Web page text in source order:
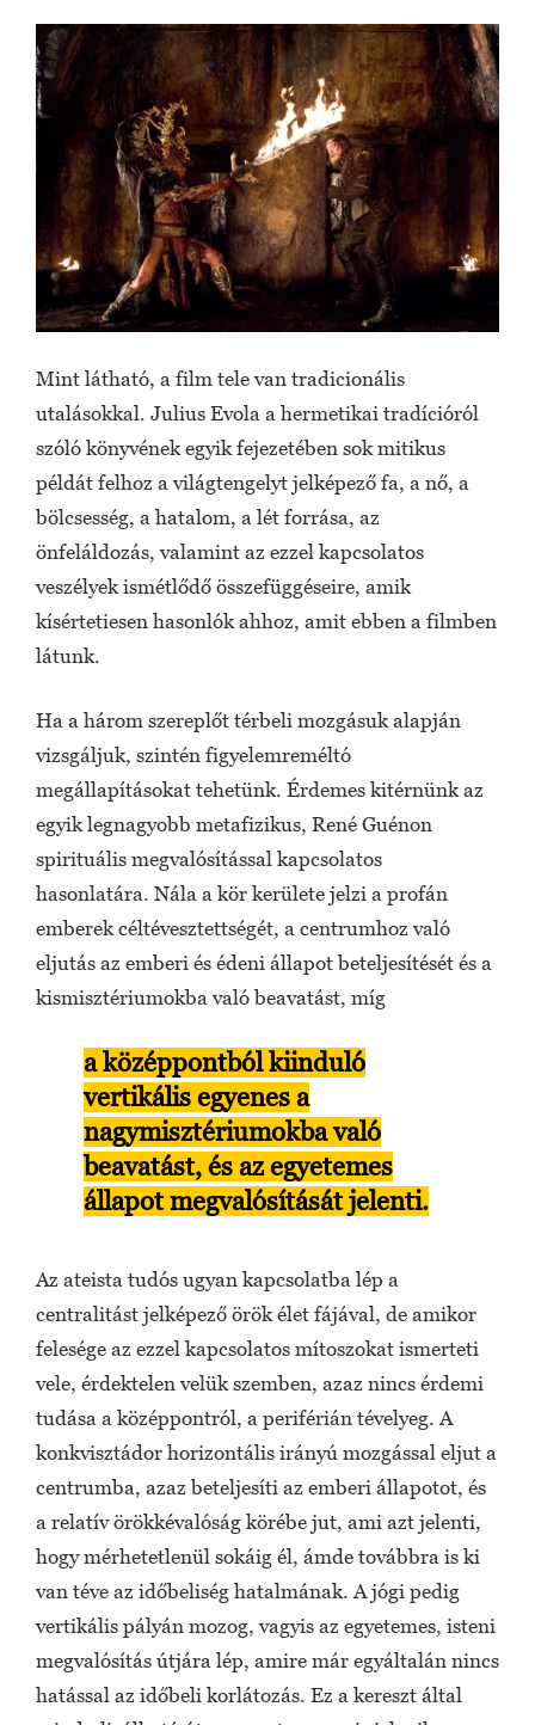
Mint látható, a film tele van tradicionális
utalásokkal. Julius Evola a hermetikai tradícióról
szóló könyvének egyik fejezetében sok mitikus
példát felhoz a világtengelyt jelképező fa, a nő, a
bölcsesség, a hatalom, a lét forrása, az
önfeláldozás, valamint az ezzel kapcsolatos
veszélyek ismétlődő összefüggéseire, amik
kísértetiesen hasonlók ahhoz, amit ebben a filmben
látunk.
Ha a három szereplőt térbeli mozgásuk alapján
vizsgáljuk, szintén figyelemreméltó
megállapításokat tehetünk. Érdemes kitérnünk az
egyik legnagyobb metafizikus, René Guénon
spirituális megvalósítással kapcsolatos
hasonlatára. Nála a kör kerülete jelzi a profán
emberek céltévesztettségét, a centrumhoz való
eljutás az emberi és édeni állapot beteljesítését és a
kismisztériumokba való beavatást, míg
a középpontból kiinduló
vertikális egyenes a
nagymisztériumokba való
beavatást, és az egyetemes
állapot megvalósítását jelenti.
Az ateista tudós ugyan kapcsolatba lép a
centralitást jelképező örök élet fájával, de amikor
felesége az ezzel kapcsolatos mítoszokat ismerteti
vele, érdektelen velük szemben, azaz nincs érdemi
tudása a középpontról, a periférián tévelyeg. A
konkvisztádor horizontális irányú mozgással eljut a
centrumba, azaz beteljesíti az emberi állapotot, és
a relatív örökkévalóság körébe jut, ami azt jelenti,
hogy mérhetetlenül sokáig él, ámde továbbra is ki
van téve az időbeliség hatalmának. A jógi pedig
vertikális pályán mozog, vagyis az egyetemes, isteni
megvalósítás útjára lép, amire már egyáltalán nincs
hatással az időbeli korlátozás. Ez a kereszt által